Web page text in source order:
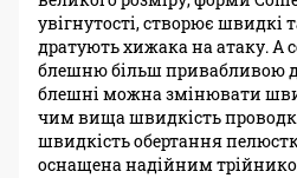
увігнутості, створює швидкі
дратують хижака на атаку. А
блешню більш привабливою
блешні можна змінювати
чим вища швидкість
швидкість обертання
оснащена надійним